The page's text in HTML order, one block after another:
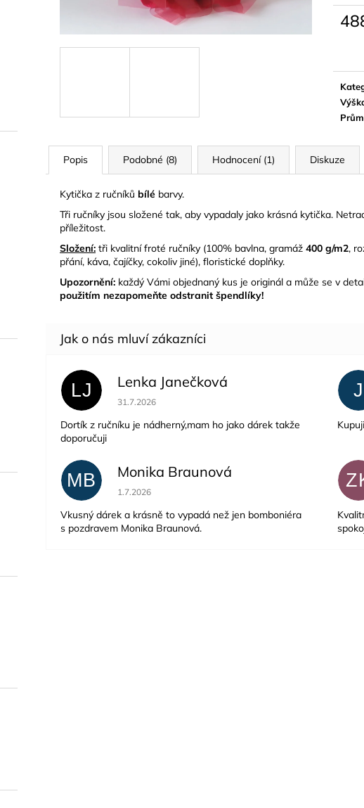
Popis Podobné (8) Hodnocení (1) Diskuze
Kytička z ručníků bílé barvy.
Tři ručníky jsou složené tak, aby vypadaly jako krásná kytička.
příležitost.
Složení: tři kvalitní froté ručníky (100% bavlna, gramáž 400 g/m2,
přání, káva, čajíčky, cokoliv jiné), floristické doplňky.
Upozornění: každý Vámi objednaný kus je originál a může se v
použitím nezapomeňte odstranit špendlíky!
LJ Lenka Janečková
Hodnocení obchodu je 5 z 5 hvězdiček.
31.7.2026
Dortík z ručníku je nádherný,mam ho jako dárek takže
doporučuji
J
MB Monika Braunová
Hodnocení obchodu je 5 z 5 hvězdiček.
1.7.2026
Vkusný dárek a krásně to vypadá než jen bomboniéra
s pozdravem Monika Braunová.
KYTICE Z PÁNSKÝCH PONOŽEK -
579 Kč